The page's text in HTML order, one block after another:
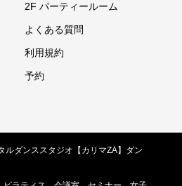
2F パーティールーム
よくある質問
利用規約
予約
ルダンススタジオ【カリマZA】ダン